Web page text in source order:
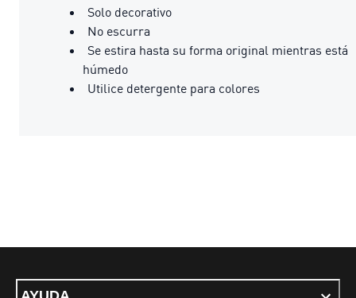
Solo decorativo
No escurra
Se estira hasta su forma original mientras está
húmedo
Utilice detergente para colores